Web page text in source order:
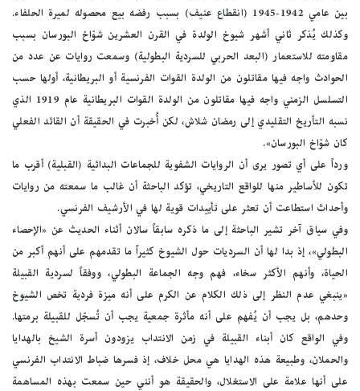
بين عامي 1942-1945 (انقطاع عنيف) بسبب رفضه بيع محصوله لميرة الحلفاء.
وكذلك يُذكر ثاني أشهر شيوخ الولدة في القرن العشرين شوّاخ البورسان بسبب
مقاومته للاستعمار (البعد الحربي للسردية البطولية) وسمعت روايات عن عدد من
الحوادث واجه فيها مقاتلون من الولدة القوات الفرنسية أو البريطانية، أولها حسب
التسلسل الزمني واجه فيها مقاتلون من الولدة القوات البريطانية عام 1919 الذي
نسبه التأريخ التقليدي إلى رمضان شلاش، لكن أُخبرت في الحقيقة أن القائد الفعلي
كان شوّاخ البورسان».
ورداً على أي تصور يرى أن الروايات الشفوية للجماعات البدائية (القبلية) أقرب ما
تكون للأساطير منها للواقع التاريخي، تؤكد الباحثة أن غالب ما سمعته من روايات
وأحداث استطاعت أن تعثر على تأييدات قوية لها في الأرشيف الفرنسي.
وفي سياق آخر تشير الباحثة إلى ما ذكره سابقاً سالان أثناء الحديث عن «الإحصاء
البطولي»، إذ بدا لها أن السرديات حول الشيوخ كثيراً ما تقدمهم على أنهم أكبر من
الحياة، وأنهم الأكثر سخاء، فهم وجه الجماعة البطولي، ووفقاً لسردية القبيلة
«ينبغي عدم النظر إلى ذلك الكلام عن الكرم على أنه ميزة فردية تخص الشيوخ
وحدهم، بل يجب أن يُفهم على أنه مأثرة جمعية يجب أن تُسجّل للقبيلة برمتها.
وفي الواقع كان أبناء القبيلة في زمن الانتداب يزودون أسرة الشيخ بالهدايا
والحملان، وطبيعة هذه الهدايا هي محل خلاف، إذ فسرها ضباط الانتداب الفرنسي
على أنها علامة على الاستغلال، والحقيقة هو أنني حين سمعت بهذه المساهمة